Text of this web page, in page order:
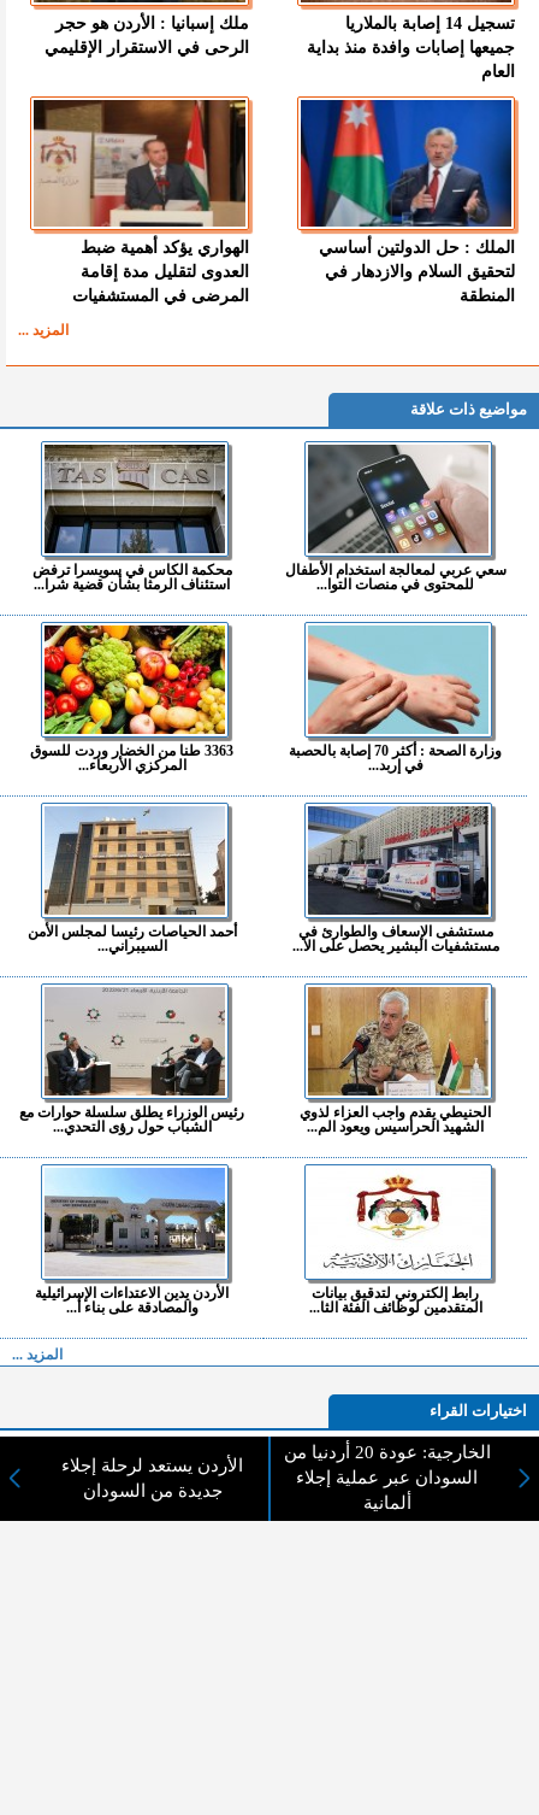
تسجيل 14 إصابة بالملاريا
جميعها إصابات وافدة منذ بداية
العام
ملك إسبانيا : الأردن هو حجر
الرحى في الاستقرار الإقليمي
الملك : حل الدولتين أساسي
لتحقيق السلام والازدهار في
المنطقة
الهواري يؤكد أهمية ضبط
العدوى لتقليل مدة إقامة
المرضى في المستشفيات
المزيد ...
مواضيع ذات علاقة
سعي عربي لمعالجة استخدام الأطفال
للمحتوى في منصات التوا...
محكمة الكاس في سويسرا ترفض
استئناف الرمثا بشأن قضية شرا...
وزارة الصحة : أكثر 70 إصابة بالحصبة
في إربد...
3363 طنا من الخضار وردت للسوق
المركزي الأربعاء...
مستشفى الإسعاف والطوارئ في
مستشفيات البشير يحصل على الا...
أحمد الحياصات رئيسا لمجلس الأمن
السيبراني...
الحنيطي يقدم واجب العزاء لذوي
الشهيد الحراسيس ويعود الم...
رئيس الوزراء يطلق سلسلة حوارات مع
الشباب حول رؤى التحدي...
رابط إلكتروني لتدقيق بيانات
المتقدمين لوظائف الفئة الثا...
الأردن يدين الاعتداءات الإسرائيلية
والمصادقة على بناء أ...
المزيد ...
اختيارات القراء
الخارجية: عودة 20 أردنيا من
السودان عبر عملية إجلاء
ألمانية
الأردن يستعد لرحلة إجلاء
جديدة من السودان